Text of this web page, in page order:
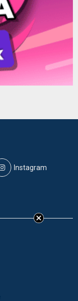
Instagram